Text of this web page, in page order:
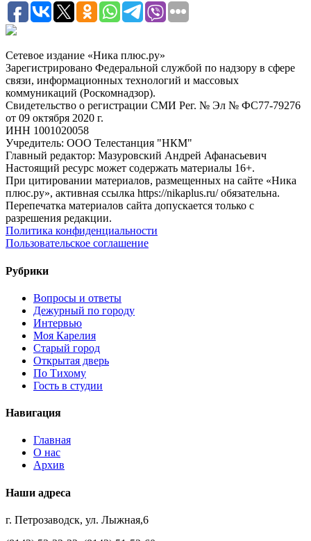
Сетевое издание «Ника плюс.ру»
Зарегистрировано Федеральной службой по надзору в сфере
связи, информационных технологий и массовых
коммуникаций (Роскомнадзор).
Свидетельство о регистрации СМИ Рег. № Эл № ФС77-79276
от 09 октября 2020 г.
ИНН 1001020058
Учредитель: ООО Телестанция "НКМ"
Главный редактор: Мазуровский Андрей Афанасьевич
Настоящий ресурс может содержать материалы 16+.
При цитировании материалов, размещенных на сайте «Ника
плюс.ру», активная ссылка https://nikaplus.ru/ обязательна.
Перепечатка материалов сайта допускается только с
разрешения редакции.
Политика конфиденциальности
Пользовательское соглашение
Рубрики
Вопросы и ответы
Дежурный по городу
Интервью
Моя Карелия
Старый город
Открытая дверь
По Тихому
Гость в студии
Навигация
Главная
О нас
Архив
Наши адреса
г. Петрозаводск, ул. Лыжная,6